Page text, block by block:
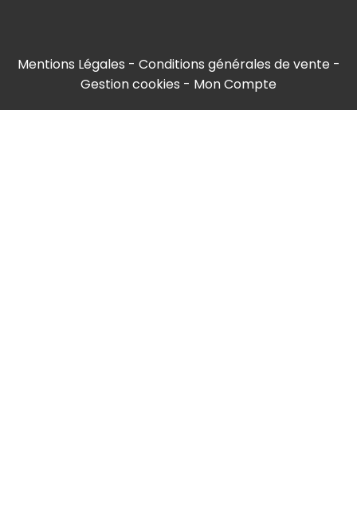
Mentions Légales
Conditions générales de vente
Gestion cookies
Mon Compte